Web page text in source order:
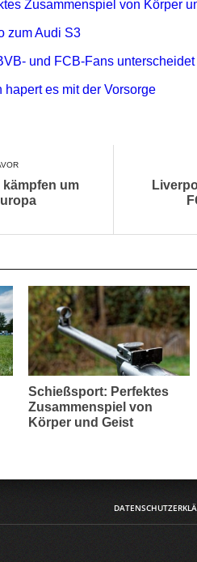
Zusammenspiel von Körper
zum Audi S3
und FCB-Fans unterscheidet
hapert es mit der Vorsorge
um
Schießsport: Perfektes
Zusammenspiel von
Körper und Geist